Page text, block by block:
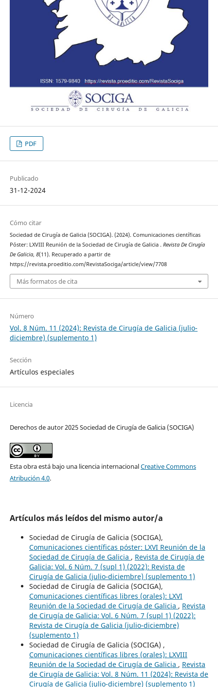
PDF
Publicado
31-12-2024
Cómo citar
Sociedad de Cirugía de Galicia (SOCIGA). (2024). Comunicaciones científicas
Póster: LXVIII Reunión de la Sociedad de Cirugía de Galicia . Revista De Cirugía
De Galicia, 8(11). Recuperado a partir de
https://revista.proeditio.com/RevistaSociga/article/view/7708
Más formatos de cita
Número
Vol. 8 Núm. 11 (2024): Revista de Cirugía de Galicia (julio-
diciembre) (suplemento 1)
Sección
Artículos especiales
Licencia
Derechos de autor 2025 Sociedad de Cirugía de Galicia (SOCIGA)
Esta obra está bajo una licencia internacionalCreative Commons
Atribución 4.0.
Artículos más leídos del mismo autor/a
Sociedad de Cirugía de Galicia (SOCIGA),
Comunicaciones científicas póster: LXVI Reunión de la
Sociedad de Cirugía de Galicia , Revista de Cirugía de
Galicia: Vol. 6 Núm. 7 (supl 1) (2022): Revista de
Cirugía de Galicia (julio-diciembre) (suplemento 1)
Sociedad de Cirugía de Galicia (SOCIGA),
Comunicaciones científicas libres (orales): LXVI
Reunión de la Sociedad de Cirugía de Galicia , Revista
de Cirugía de Galicia: Vol. 6 Núm. 7 (supl 1) (2022):
Revista de Cirugía de Galicia (julio-diciembre)
(suplemento 1)
Sociedad de Cirugía de Galicia (SOCIGA) ,
Comunicaciones científicas libres (orales): LXVIII
Reunión de la Sociedad de Cirugía de Galicia , Revista
de Cirugía de Galicia: Vol. 8 Núm. 11 (2024): Revista de
Cirugía de Galicia (julio-diciembre) (suplemento 1)